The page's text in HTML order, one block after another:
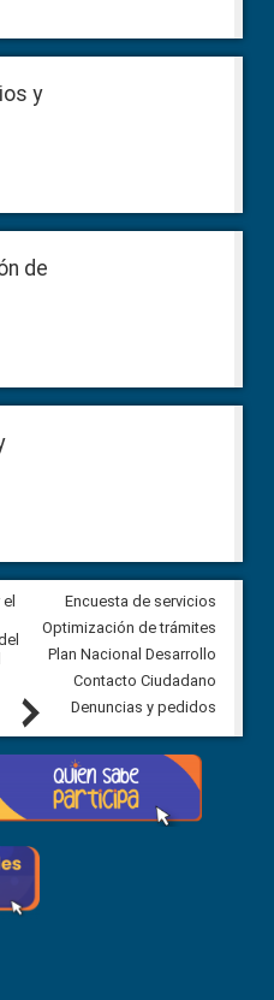
y
de
Veeduría Ciudadana para
construcción del asfaltado de
diferentes barrios del sector
Ballenita del cantón Santa
7 agosto, 2026
Next
Encuesta de servicios
Optimización de trámites
Plan Nacional Desarrollo
Contacto Ciudadano
Denuncias y pedidos